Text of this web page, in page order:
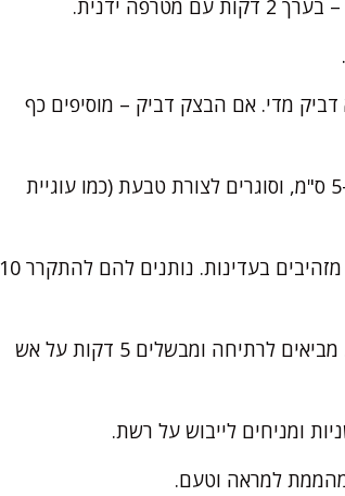
ידנית.
מדי. אם הבצק דביק – מוסיפים כף
קורצים חתיכות קטנות (כ-15 גרם כל אחת), מגלגלים לנקניק באורך כ-5 ס"מ, וסוגרים לצורת טבעת (כמו עוגיית
מסדרים על התבנית עם רווחים. אופים 18–20 דקות או עד שהיויואים מזהיבים בעדינות. נותנים להם להתקרר 10
בינתיים מכינים סירופ: שמים סוכר, מים, מיץ לימון ומי ורדים בסיר קטן. מביאים לרתיחה ומבשלים 5 דקות על אש
למראה וטעם.